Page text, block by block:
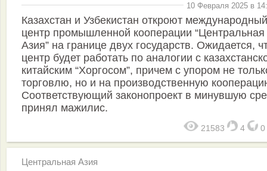
10 Февраля 2025 в
Казахстан и Узбекистан откроют международный
центр промышленной кооперации “Центральная
Азия” на границе двух государств. Ожидается,
центр будет работать по аналогии с
китайским “Хоргосом”, причем с упором не
торговлю, но и на производственную
Соответствующий законопроект в минувшую
принял мажилис.
21583 4 0
Центральная Азия